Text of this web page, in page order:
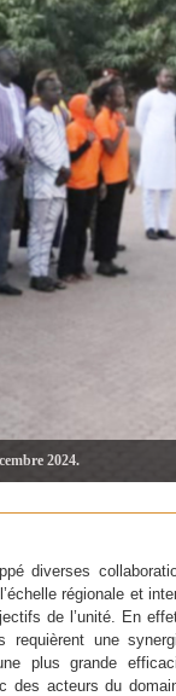
diverses
régionale et
de l’unité. En
requièrent une
plus grande
des acteurs du